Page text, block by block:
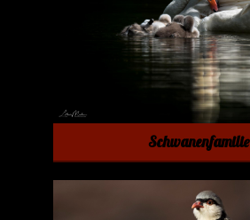
Schwanenfamilie